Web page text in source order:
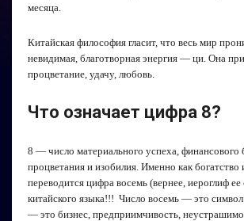
месяца.
Китайская философия гласит, что весь мир
невидимая, благотворная энергия — ци. Она
процветание, удачу, любовь.
Что означает цифра 8?
8 — число материального успеха, финансового
процветания и изобилия. Именно как богатство
переводится цифра восемь (вернее, иероглиф
китайского языка!!! Число восемь — это символ
— это бизнес, предприимчивость,